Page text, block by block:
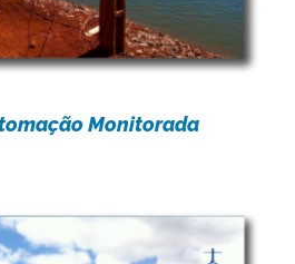
Monitorada